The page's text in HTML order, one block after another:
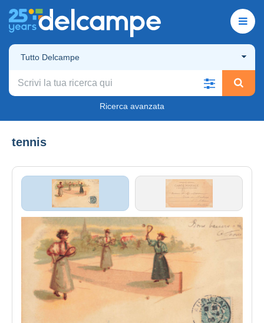
Tutto Delcampe
Ricerca avanzata
tennis